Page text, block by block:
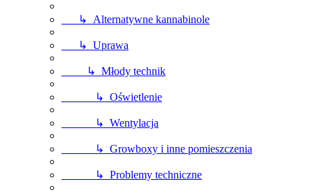
↳ Alternatywne kannabinole
↳ Uprawa
↳ Młody technik
↳ Oświetlenie
↳ Wentylacja
↳ Growboxy i inne pomieszczenia
↳ Problemy techniczne